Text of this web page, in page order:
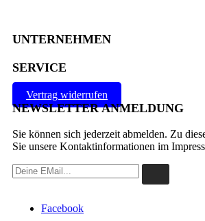
UNTERNEHMEN
SERVICE
Vertrag widerrufen
NEWSLETTER ANMELDUNG
Sie können sich jederzeit abmelden. Zu
Sie unsere Kontaktinformationen im
Facebook